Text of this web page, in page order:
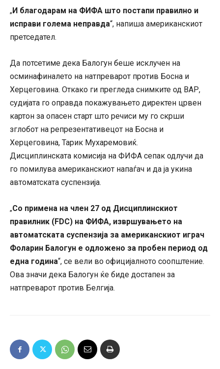
„И благодарам на ФИФА што постапи правилно и
исправи голема неправда“, напиша американскиот
претседател.
Да потсетиме дека Балогун беше исклучен на
осминафиналето на натпреварот против Босна и
Херцеговина. Откако ги прегледа снимките од ВАР,
судијата го оправда покажувањето директен црвен
картон за опасен старт што речиси му го скрши
зглобот на репрезентативецот на Босна и
Херцеговина, Тарик Мухаремовиќ.
Дисциплинската комисија на ФИФА сепак одлучи да
го помилува американскиот напаѓач и да ја укина
автоматската суспензија.
„Со примена на член 27 од Дисциплинскиот
правилник (FDC) на ФИФА, извршувањето на
автоматската суспензија за американскиот играч
Фоларин Балогун е одложено за пробен период од
една година“, се вели во официјалното соопштение.
Ова значи дека Балогун ќе биде достапен за
натпреварот против Белгија.